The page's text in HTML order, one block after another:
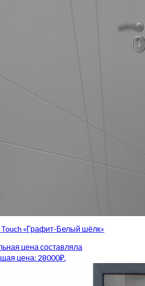
«Графит-Белый шёлк»
цена составляла
цена: 28000₽.